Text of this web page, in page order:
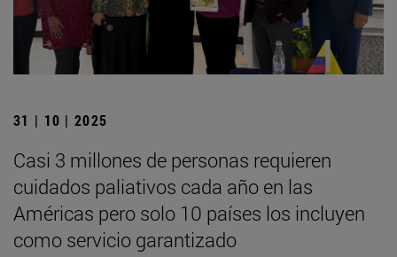
31 | 10 | 2025
Casi 3 millones de personas requieren
cuidados paliativos cada año en las
Américas pero solo 10 países los incluyen
como servicio garantizado